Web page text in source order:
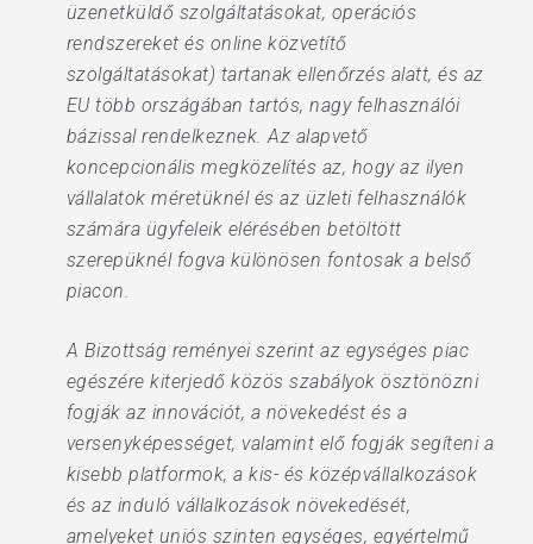
üzenetküldő szolgáltatásokat, operációs
rendszereket és online közvetítő
szolgáltatásokat) tartanak ellenőrzés alatt, és az
EU több országában tartós, nagy felhasználói
bázissal rendelkeznek. Az alapvető
koncepcionális megközelítés az, hogy az ilyen
vállalatok méretüknél és az üzleti felhasználók
számára ügyfeleik elérésében betöltött
szerepüknél fogva különösen fontosak a belső
piacon.
A Bizottság reményei szerint az egységes piac
egészére kiterjedő közös szabályok ösztönözni
fogják az innovációt, a növekedést és a
versenyképességet, valamint elő fogják segíteni a
kisebb platformok, a kis- és középvállalkozások
és az induló vállalkozások növekedését,
amelyeket uniós szinten egységes, egyértelmű